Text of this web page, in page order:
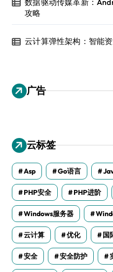
攻略
云计算弹性架构：智能
广告
云标签
Asp Go语言
PHP安全 PHP进阶
Windows服务器
云计算 优化 国
安全 安全防护